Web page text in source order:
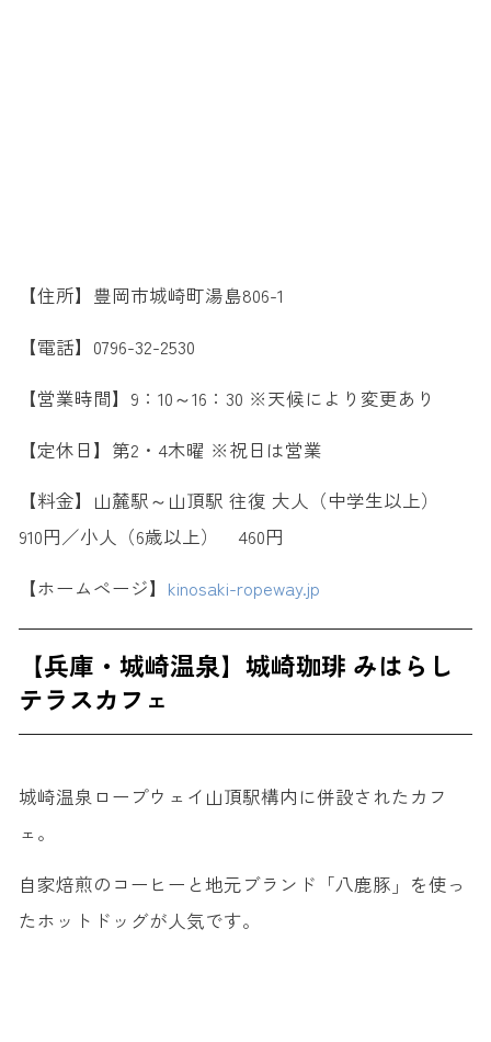
【住所】豊岡市城崎町湯島806-1
【電話】0796-32-2530
【営業時間】9：10～16：30 ※天候により変更あり
【定休日】第2・4木曜 ※祝日は営業
【料金】山麓駅～山頂駅 往復 大人（中学生以上）
910円／小人（6歳以上） 460円
【ホームページ】 kinosaki-ropeway.jp
【兵庫・城崎温泉】城崎珈琲 みはらし
テラスカフェ
城崎温泉ロープウェイ山頂駅構内に併設されたカフ
ェ。
自家焙煎のコーヒーと地元ブランド「八鹿豚」を使っ
たホットドッグが人気です。